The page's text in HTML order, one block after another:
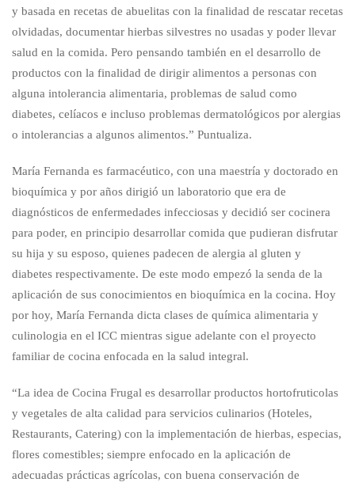
y basada en recetas de abuelitas con la finalidad de rescatar recetas
olvidadas, documentar hierbas silvestres no usadas y poder llevar
salud en la comida. Pero pensando también en el desarrollo de
productos con la finalidad de dirigir alimentos a personas con
alguna intolerancia alimentaria, problemas de salud como
diabetes, celíacos e incluso problemas dermatológicos por alergias
o intolerancias a algunos alimentos.” Puntualiza.
María Fernanda es farmacéutico, con una maestría y doctorado en
bioquímica y por años dirigió un laboratorio que era de
diagnósticos de enfermedades infecciosas y decidió ser cocinera
para poder, en principio desarrollar comida que pudieran disfrutar
su hija y su esposo, quienes padecen de alergia al gluten y
diabetes respectivamente. De este modo empezó la senda de la
aplicación de sus conocimientos en bioquímica en la cocina. Hoy
por hoy, María Fernanda dicta clases de química alimentaria y
culinologia en el ICC mientras sigue adelante con el proyecto
familiar de cocina enfocada en la salud integral.
“La idea de Cocina Frugal es desarrollar productos hortofruticolas
y vegetales de alta calidad para servicios culinarios (Hoteles,
Restaurants, Catering) con la implementación de hierbas, especias,
flores comestibles; siempre enfocado en la aplicación de
adecuadas prácticas agrícolas, con buena conservación de